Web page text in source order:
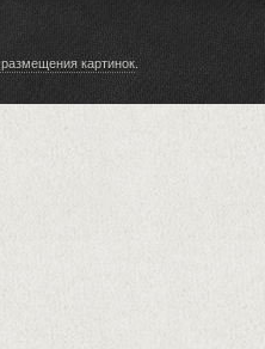
картинок.